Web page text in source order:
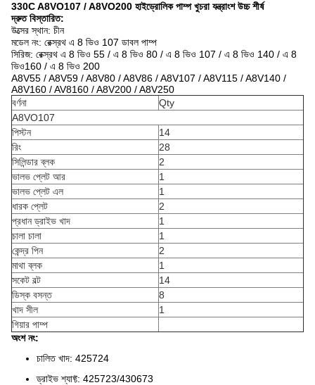
330C A8VO107 / A8VO200 হাইড্রোলিক পাম্প খুচরা যন্ত্রাংশ উচ্চ শীর্ষ
দ্রুত বিস্তারিত:
উত্সের স্থান: চীন
মডেল নং: রেক্স্রথ এ 8 ভিও 107 ডাবল পাম্প
সিরিজ: রেক্স্রথ এ 8 ভিও 55 / এ 8 ভিও 80 / এ 8 ভিও 107 / এ 8 ভিও 140 / এ 8
ভিও160 / এ 8 ভিও 200
A8V55 / A8V59 / A8V80 / A8V86 / A8V107 / A8V115 / A8V140 /
A8V160 / AV8160 / A8V200 / A8V250
বর্ণনা
Qty
A8VO107
পিস্টন
14
রিং
28
সিলিন্ডার ব্লক
2
ভালভ প্লেট আর
1
ভালভ প্লেট এল
1
ধারক প্লেট
2
প্রধান ড্রাইভ খাদ
1
চালা চালা
1
কেন্দ্র পিন
2
মাথা ব্লক
1
সকেট বল্ট
14
ডিস্ক বসন্ত
8
খাদ সীল
1
গিয়ার পাম্প
অংশ নং:
চালিত খাদ: 425724
ড্রাইভ শ্যাফ্ট: 425723/430673